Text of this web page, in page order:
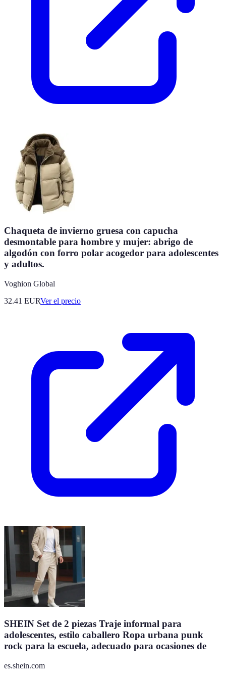
Chaqueta de invierno gruesa con capucha
desmontable para hombre y mujer: abrigo de
algodón con forro polar acogedor para adolescentes
y adultos.
Voghion Global
32.41 EURVer el precio
SHEIN Set de 2 piezas Traje informal para
adolescentes, estilo caballero Ropa urbana punk
rock para la escuela, adecuado para ocasiones de
es.shein.com